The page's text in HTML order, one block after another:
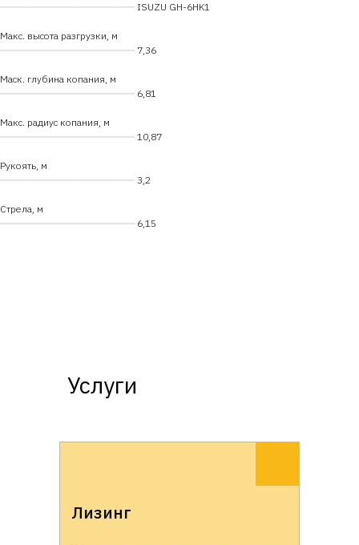
━━━━━━━━━━━━━━━━━━━━━━━━ ISUZU GH-6HK1
Макс. высота разгрузки, м
━━━━━━━━━━━━━━━━━━━━━━━━ 7,36
Маск. глубина копания, м
━━━━━━━━━━━━━━━━━━━━━━━━ 6,81
Макс. радиус копания, м
━━━━━━━━━━━━━━━━━━━━━━━━ 10,87
Рукоять, м
━━━━━━━━━━━━━━━━━━━━━━━━ 3,2
Стрела, м
━━━━━━━━━━━━━━━━━━━━━━━━ 6,15
Услуги
Лизинг